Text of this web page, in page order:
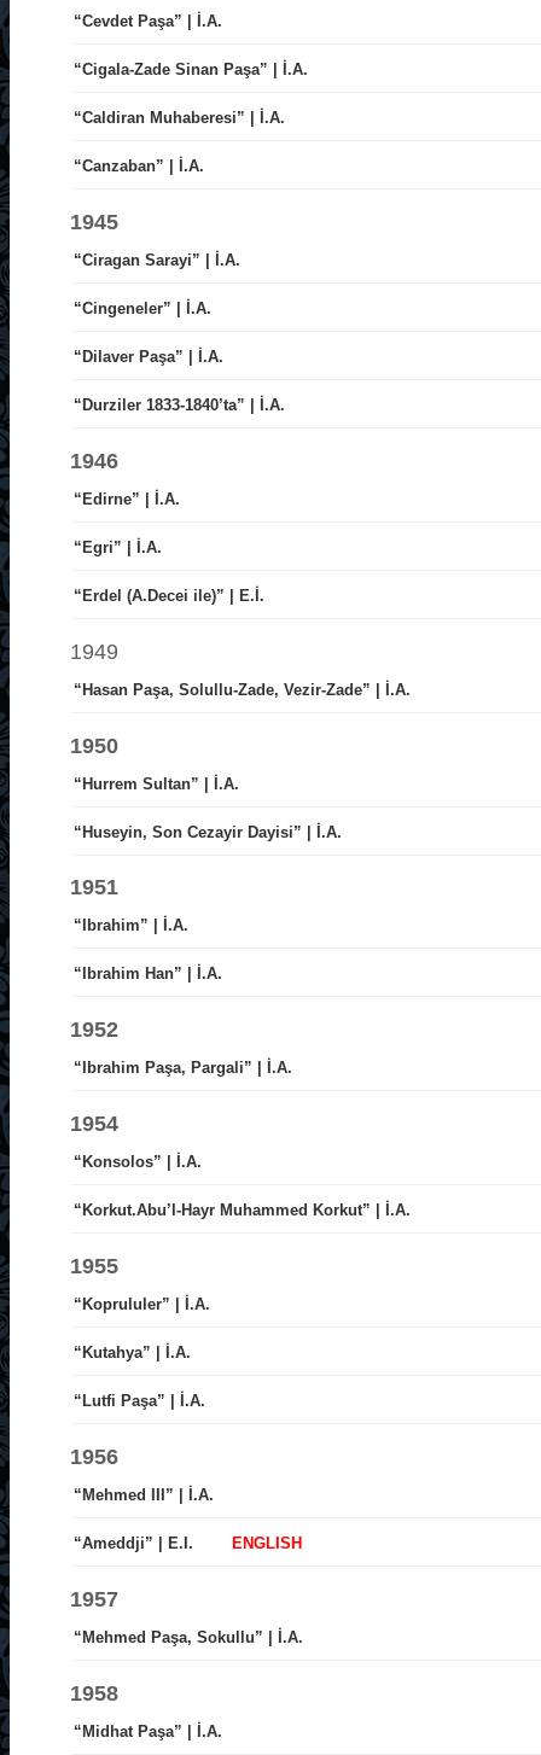
“Cevdet Paşa” | İ.A.
“Cigala-Zade Sinan Paşa” | İ.A.
“Caldiran Muhaberesi” | İ.A.
“Canzaban” | İ.A.
1945
“Ciragan Sarayi” | İ.A.
“Cingeneler” | İ.A.
“Dilaver Paşa” | İ.A.
“Durziler 1833-1840’ta” | İ.A.
1946
“Edirne” | İ.A.
“Egri” | İ.A.
“Erdel (A.Decei ile)” | E.İ.
1949
“Hasan Paşa, Solullu-Zade, Vezir-Zade” | İ.A.
1950
“Hurrem Sultan” | İ.A.
“Huseyin, Son Cezayir Dayisi” | İ.A.
1951
“Ibrahim” | İ.A.
“Ibrahim Han” | İ.A.
1952
“Ibrahim Paşa, Pargali” | İ.A.
1954
“Konsolos” | İ.A.
“Korkut.Abu’l-Hayr Muhammed Korkut” | İ.A.
1955
“Koprululer” | İ.A.
“Kutahya” | İ.A.
“Lutfi Paşa” | İ.A.
1956
“Mehmed III” | İ.A.
“Ameddji” | E.I. ENGLISH
1957
“Mehmed Paşa, Sokullu” | İ.A.
1958
“Midhat Paşa” | İ.A.